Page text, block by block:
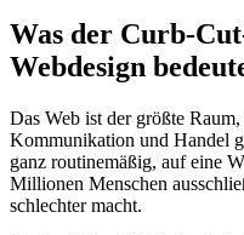
Was der Curb-
Webdesign
Das Web ist der größte
Kommunikation und Handel
ganz routinemäßig, auf eine
Millionen Menschen
schlechter macht.